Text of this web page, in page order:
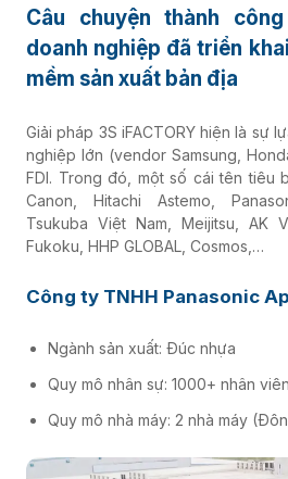
Bao bì - In ấn
Dược phẩm
Phân phối - Bán lẻ
Vật liệu xây dựng
Khác
Câu chuyện thành
doanh nghiệp đã triển
mềm sản xuất bản địa
Giải pháp 3S iFACTORY hiện là sự
nghiệp lớn (vendor Samsung,
FDI. Trong đó, một số cái tên tiêu
Canon, Hitachi Astemo,
Tsukuba Việt Nam, Meijitsu, AK
Fukoku, HHP GLOBAL, Cosmos,…
Công ty TNHH Panasonic
Ngành sản xuất: Đúc nhựa
Quy mô nhân sự: 1000+ nhân viên
Quy mô nhà máy: 2 nhà máy